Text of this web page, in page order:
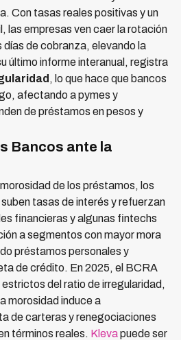
Con tasas reales positivas y un
las empresas ven caer la rotación
días de cobranza, elevando la
último informe interanual, registra
, lo que hace que bancos
afectando a pymes y
de préstamos en pesos y
Bancos ante la
de los préstamos, los
tasas de interés y refuerzan
financieras y algunas fintechs
a segmentos con mayor mora
préstamos personales y
de crédito. En 2025, el BCRA
del ratio de irregularidad,
morosidad induce a
de carteras y renegociaciones
términos reales. Klevapuede ser